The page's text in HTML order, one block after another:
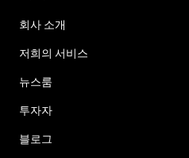
회사 소개
저희의 서비스
뉴스룸
투자자
블로그